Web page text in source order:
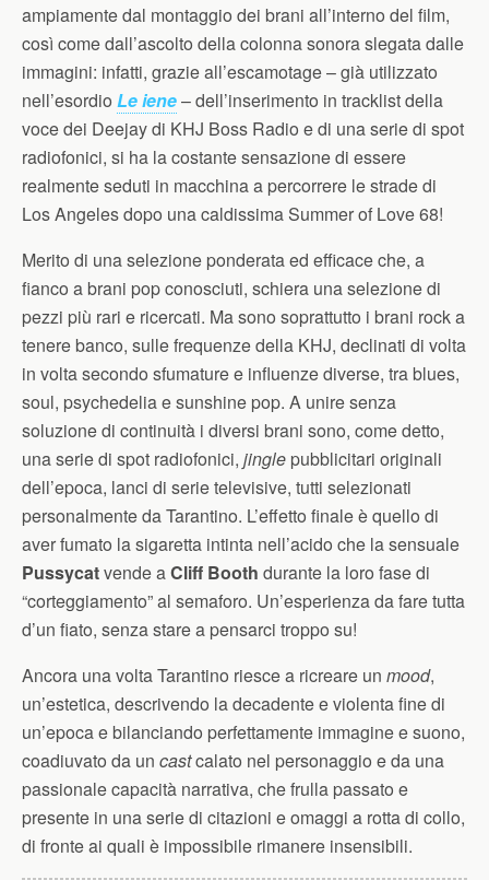
ampiamente dal montaggio dei brani all’interno del film,
così come dall’ascolto della colonna sonora slegata dalle
immagini: infatti, grazie all’escamotage – già utilizzato
nell’esordio Le iene– dell’inserimento in tracklist della
voce dei Deejay di KHJ Boss Radio e di una serie di spot
radiofonici, si ha la costante sensazione di essere
realmente seduti in macchina a percorrere le strade di
Los Angeles dopo una caldissima Summer of Love 68!
Merito di una selezione ponderata ed efficace che, a
fianco a brani pop conosciuti, schiera una selezione di
pezzi più rari e ricercati. Ma sono soprattutto i brani rock a
tenere banco, sulle frequenze della KHJ, declinati di volta
in volta secondo sfumature e influenze diverse, tra blues,
soul, psychedelia e sunshine pop. A unire senza
soluzione di continuità i diversi brani sono, come detto,
una serie di spot radiofonici, jingle pubblicitari originali
dell’epoca, lanci di serie televisive, tutti selezionati
personalmente da Tarantino. L’effetto finale è quello di
aver fumato la sigaretta intinta nell’acido che la sensuale
Pussycatvende aCliff Booth durante la loro fase di
“corteggiamento” al semaforo. Un’esperienza da fare tutta
d’un fiato, senza stare a pensarci troppo su!
Ancora una volta Tarantino riesce a ricreare un mood,
un’estetica, descrivendo la decadente e violenta fine di
un’epoca e bilanciando perfettamente immagine e suono,
coadiuvato da un castcalato nel personaggio e da una
passionale capacità narrativa, che frulla passato e
presente in una serie di citazioni e omaggi a rotta di collo,
di fronte ai quali è impossibile rimanere insensibili.